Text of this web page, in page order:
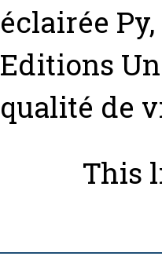
éclairée
Editions
qualité de
This